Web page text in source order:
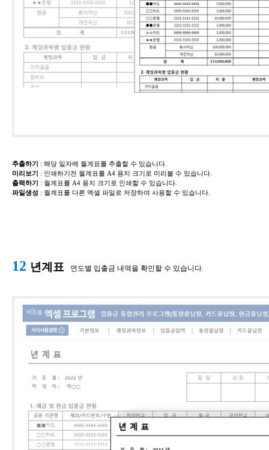
추출하기 ​: 해당 일자에 월계표를 추출할 수 있습니다.
미리보기 ​: 인쇄하기전 월계표를 A4 용지 크기로 미리볼 수 있습니다.
출력하기 ​: 월계표를 A4 용지 크기로 인쇄할 수 있습니다.
파일생성 ​: 월계표를 다른 엑셀 파일로 저장하여 사용할 수 있습니다.
12 년계표 연도별 입출금 내역을 확인할 수 있습니다.